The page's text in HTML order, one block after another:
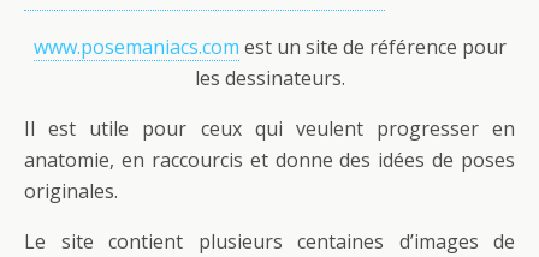
www.posemaniacs.com est un site de référence pour
les dessinateurs.
Il est utile pour ceux qui veulent progresser en
anatomie, en raccourcis et donne des idées de poses
originales.
Le site contient plusieurs centaines d’images de